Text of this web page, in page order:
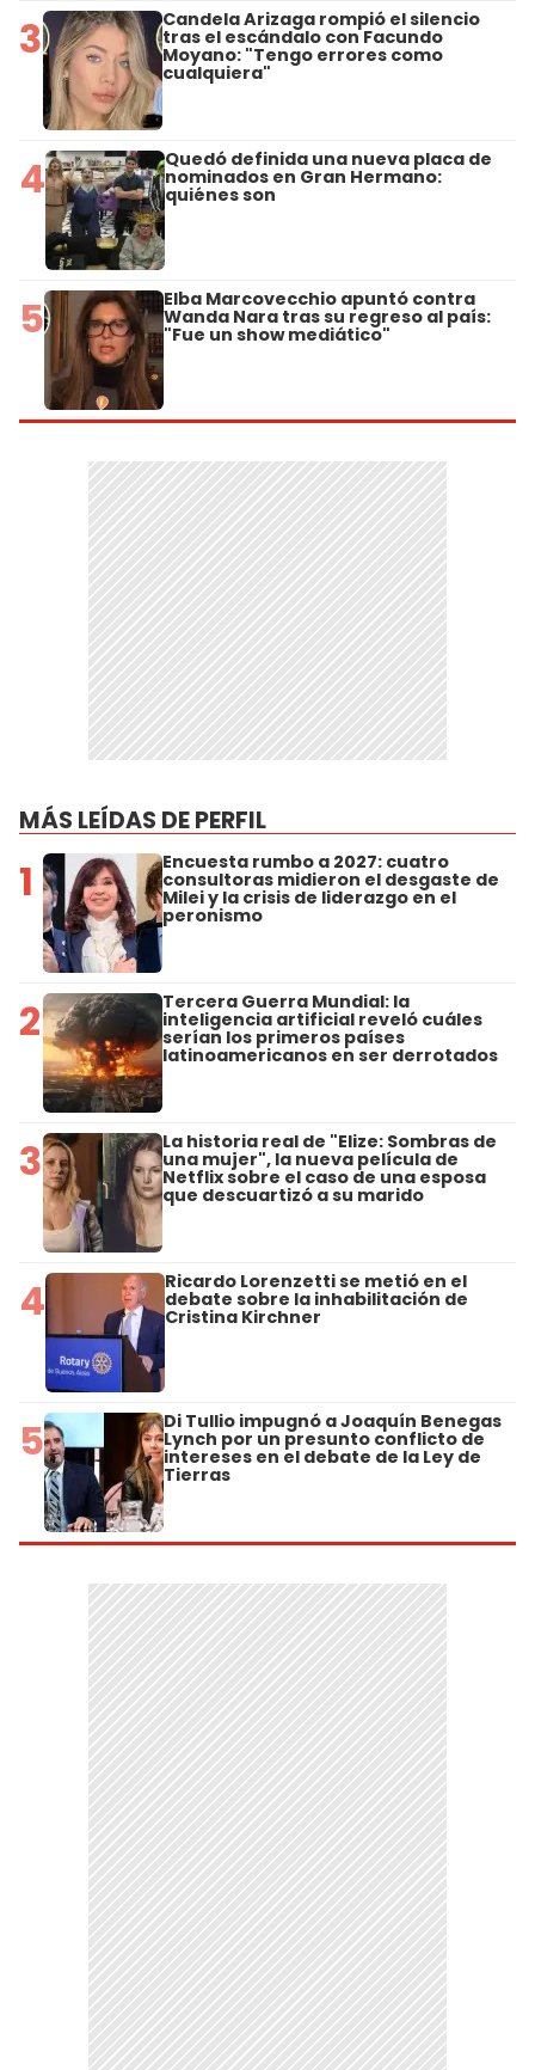
3 Candela Arizaga rompió el silencio
tras el escándalo con Facundo
Moyano: "Tengo errores como
cualquiera"
4 Quedó definida una nueva placa de
nominados en Gran Hermano:
quiénes son
5 Elba Marcovecchio apuntó contra
Wanda Nara tras su regreso al país:
"Fue un show mediático"
MÁS LEÍDAS DE PERFIL
1 Encuesta rumbo a 2027: cuatro
consultoras midieron el desgaste de
Milei y la crisis de liderazgo en el
peronismo
2 Tercera Guerra Mundial: la
inteligencia artificial reveló cuáles
serían los primeros países
latinoamericanos en ser derrotados
3 La historia real de "Elize: Sombras de
una mujer", la nueva película de
Netflix sobre el caso de una esposa
que descuartizó a su marido
4 Ricardo Lorenzetti se metió en el
debate sobre la inhabilitación de
Cristina Kirchner
5 Di Tullio impugnó a Joaquín Benegas
Lynch por un presunto conflicto de
intereses en el debate de la Ley de
Tierras